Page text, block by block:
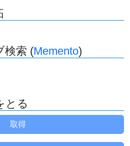
検索 (Memento)
とる